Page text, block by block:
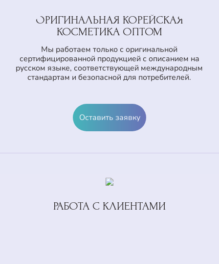
ОРИГИНАЛЬНАЯ КОРЕЙСКАЯ
КОСМЕТИКА ОПТОМ
Мы работаем только с оригинальной
сертифицированной продукцией с описанием на
русском языке, соответствующей международным
стандартам и безопасной для потребителей.
Оставить заявку
РАБОТА С КЛИЕНТАМИ